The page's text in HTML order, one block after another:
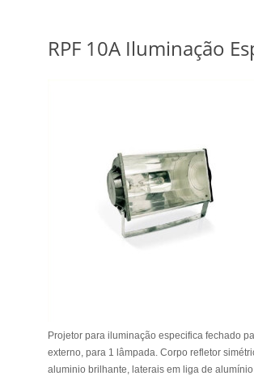
RPF 10A Iluminação
Projetor para iluminação especifica fechado
externo, para 1 lâmpada. Corpo refletor
aluminio brilhante, laterais em liga de